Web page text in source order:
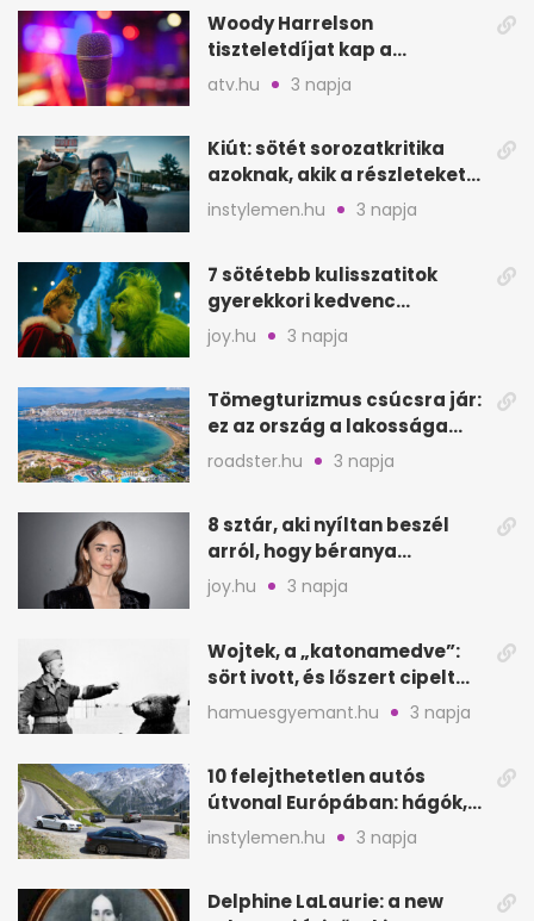
Woody Harrelson
tiszteletdíjat kap a
Szarajevói Filmfesztiválon
atv.hu 3 napja
Kiút: sötét sorozatkritika
azoknak, akik a részleteket
keresik
instylemen.hu 3 napja
7 sötétebb kulisszatitok
gyerekkori kedvenc
filmjeinkről a Joy szerint
joy.hu 3 napja
Tömegturizmus csúcsra jár:
ez az ország a lakossága
kétszeresét fogadja
roadster.hu 3 napja
8 sztár, aki nyíltan beszél
arról, hogy béranya
segítette a családalapítást
joy.hu 3 napja
Wojtek, a „katonamedve”:
sört ivott, és lőszert cipelt
Monte Cassinónál
hamuesgyemant.hu 3 napja
10 felejthetetlen autós
útvonal Európában: hágók,
partok, fjordok
instylemen.hu 3 napja
Delphine LaLaurie: a new